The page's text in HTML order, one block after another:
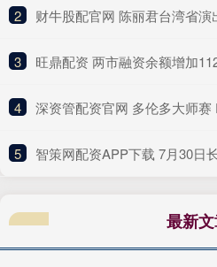
2 财牛股配官网 陈丽君台湾省演出大获成功
3 旺鼎配资 两市融资余额增加
4 深资管配资官网 多伦多大师赛 PRX先挺进决赛
5 智策网配资APP下载 7月30日长汽转债
最新